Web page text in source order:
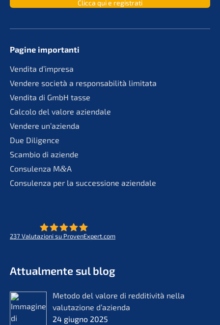
Clicca qui e registrati
Pagine importan­ti
Vendita d’impre­sa
Vende­re socie­tà a responsa­bi­li­tà limitata
Vendita di GmbH tasse
Calco­lo del valore aziendale
Vende­re un’azienda
Due Diligence
Scambio di aziende
Consu­len­za M&A
Consu­len­za per la succes­sio­ne aziendale
237 Valuta­zio­ni su ProvenExpert.com
Attual­men­te sul blog
Metodo del valore di reddi­ti­vi­tà nella
valuta­zio­ne d’azi­en­da
24 giugno 2025